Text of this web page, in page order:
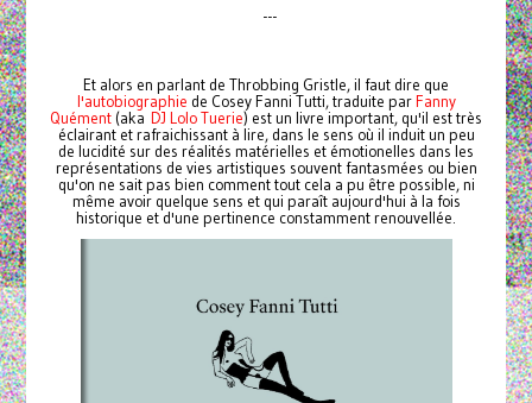
---
Et alors en parlant de Throbbing Gristle, il faut dire que
l'autobiographie de Cosey Fanni Tutti, traduite parFanny
Quément (aka DJ Lolo Tuerie) est un livre important, qu'il est très
éclairant et rafraichissant à lire, dans le sens où il induit un peu
de lucidité sur des réalités matérielles et émotionelles dans les
représentations de vies artistiques souvent fantasmées ou bien
qu'on ne sait pas bien comment tout cela a pu être possible, ni
même avoir quelque sens et qui paraît aujourd'hui à la fois
historique et d'une pertinence constamment renouvellée.